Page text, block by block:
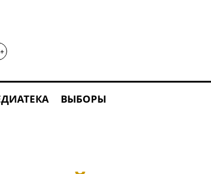
ВЫБОРЫ